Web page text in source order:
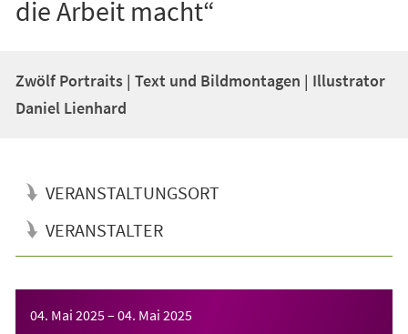
die Arbeit macht“
Zwölf Portraits | Text und Bildmontagen | Illustrator
Daniel Lienhard
VERANSTALTUNGSORT
VERANSTALTER
04. Mai 2025– 04. Mai 2025